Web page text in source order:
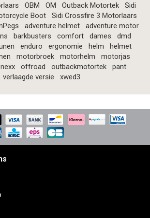
OBM OM Outback Motortek
Sidi
Boot
Sidi Crossfire 3 Motorlaars
adventure helmet
adventure motor
barkbusters comfort dames
dmd
enduro ergonomie helm
helmet
motorbroek motorhelm
motorjas
nexx offroad outbackmotortek
pant
verlaagde versie
xwed3